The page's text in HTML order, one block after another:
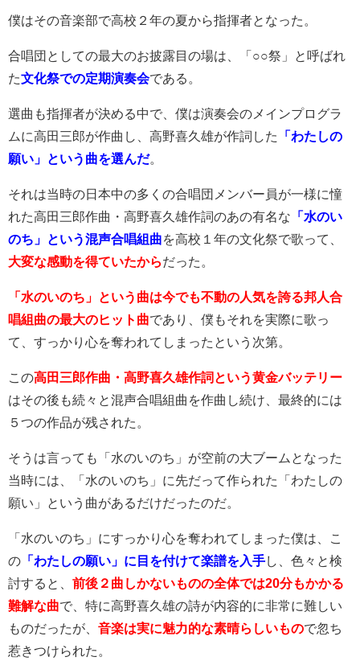
僕はその音楽部で高校２年の夏から指揮者となった。
合唱団としての最大のお披露目の場は、「○○祭」と呼ばれ
た文化祭での定期演奏会である。
選曲も指揮者が決める中で、僕は演奏会のメインプログラ
ムに高田三郎が作曲し、高野喜久雄が作詞した
「わたしの
願い」という曲を選んだ。
それは当時の日本中の多くの合唱団メンバー員が一様に憧
れた高田三郎作曲・高野喜久雄作詞のあの有名な 「水のい
のち」という混声合唱組曲を高校１年の文化祭で歌って、
大変な感動を得ていたからだった。
「水のいのち」という曲は今でも不動の人気を誇る邦人合
唱組曲の最大のヒット曲であり、僕もそれを実際に歌っ
て、すっかり心を奪われてしまったという次第。
この高田三郎作曲・高野喜久雄作詞という黄金バッテリー
はその後も続々と混声合唱組曲を作曲し続け、最終的には
５つの作品が残された。
そうは言っても「水のいのち」が空前の大ブームとなった
当時には、「水のいのち」に先だって作られた「わたしの
願い」という曲があるだけだったのだ。
「水のいのち」にすっかり心を奪われてしまった僕は、こ
の 「わたしの願い」に目を付けて楽譜を入手し、色々と検
討すると、 前後２曲しかないものの全体では20分もかかる
難解な曲で、特に高野喜久雄の詩が内容的に非常に難しい
ものだったが、 音楽は実に魅力的な素晴らしいもので忽ち
惹きつけられた。